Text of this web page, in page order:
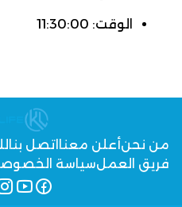
الوقت: 11:30:00
من نحنأعلن معنا اتصل بنا
فريق العملسياسة